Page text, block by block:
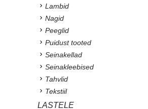
Lambid
Nagid
Peeglid
Puidust tooted
Seinakellad
Seinakleebised
Tahvlid
Tekstiil
LASTELE